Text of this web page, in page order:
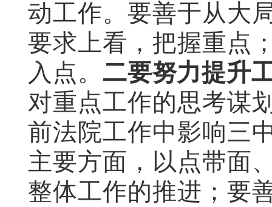
动工作。要善于从大
要求上看，把握重点
入点。 二要努力提升
对重点工作的思考谋
前法院工作中影响三
主要方面，以点带面
整体工作的推进；要